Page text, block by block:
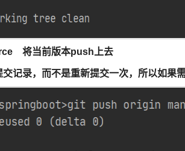
将当前版本push上去
记录，而不是重新提交一次，所以如果